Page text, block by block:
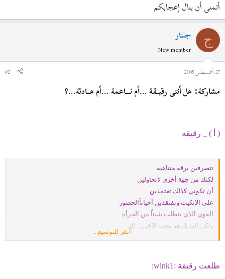
أتمنى أن ينال إعجابكم
ج جلنار
New member
27 أغسطس 2005
#2
مشاركة: هل أنتى رقيــقة ...أم نـــاعمة ...أم هــادئة...؟
( أ ) _ رقيقه
تتصرفين برقه متناهيه
لكنك من جهة أخرى لاتحاولين
أن تكوني كذلك تعتمدين
على الاتكيت وتفتقدين أحياناًالحضور
القوي الذي يتطلب شيئاً من الجرأة
ولكن البديل هو محبه الاخرين لك
أنقر للتوسيع...
طلعت رقيقة :wink1: